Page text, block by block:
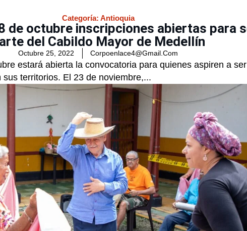
Categoría: Antioquia
de octubre inscripciones abiertas para
del Cabildo Mayor de Medellín
Octubre 25, 2022 Corpoenlace4@gmail.com
estará abierta la convocatoria para quienes aspiren a ser
sus territorios. El 23 de noviembre,...